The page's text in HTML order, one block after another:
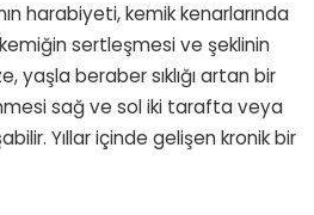
harabiyeti, kemik kenarlarında
kemiğin sertleşmesi ve şeklinin
yaşla beraber sıklığı artan bir
sağ ve sol iki tarafta veya
Yıllar içinde gelişen kronik bir